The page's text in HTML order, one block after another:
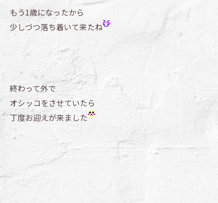
もう1歳になったから
少しづつ落ち着いて来たね
終わって外で
オシッコをさせていたら
丁度お迎えが来ました